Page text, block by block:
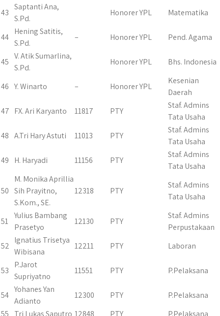
43
Saptanti Ana,
S.Pd.
Honorer YPL Matematika
44
Hening Satitis,
S.Pd.
– Honorer YPL Pend. Agama
45
V. Atik Sumarlina,
S.Pd.
Honorer YPL Bhs. Indonesia
46 Y. Winarto – Honorer YPL
Kesenian
Daerah
47 FX. Ari Karyanto 11817 PTY
Staf. Admins
Tata Usaha
48 A.Tri Hary Astuti 11013 PTY
Staf. Admins
Tata Usaha
49
H. Haryadi 11156 PTY
Staf. Admins
Tata Usaha
50
M. Monika Aprillia
Sih Prayitno,
S.Kom., SE.
12318 PTY
Staf. Admins
Tata Usaha
51
Yulius Bambang
Prasetyo
12130 PTY
Staf. Admins
Perpustakaan
52
Ignatius Trisetya
Wibisana
12211 PTY Laboran
53
P.Jarot
Supriyatno
11551 PTY P.Pelaksana
54
Yohanes Yan
Adianto
12300 PTY
P.Pelaksana
55
Tri Lukas Saputro 12848 PTY P.Pelaksana